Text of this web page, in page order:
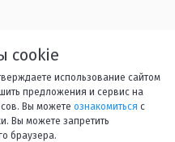
39 40
Вперед
cookie
использование сайтом
предложения и сервис на
Вы можете ознакомиться с
Вы можете запретить
браузера.